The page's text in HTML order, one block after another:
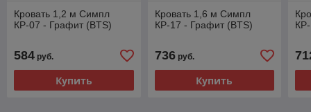
Кровать 1,2 м Симпл
КР-07 - Графит (BTS)
584 руб.
Купить
Кровать 1,6 м Симпл
КР-17 - Графит (BTS)
736руб.
Купить